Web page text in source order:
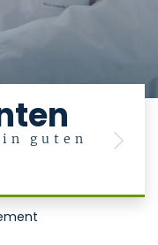
guten
Next
Internistische